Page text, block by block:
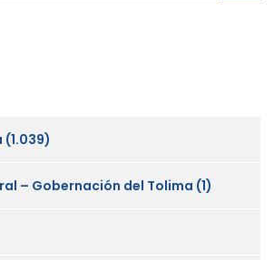
(1.039)
– Gobernación del Tolima (1)